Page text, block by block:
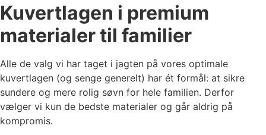
Kuvertlagen i premium
materialer til familier
Alle de valg vi har taget i jagten på vores optimale
kuvertlagen (og senge generelt) har ét formål: at sikre
sundere og mere rolig søvn for hele familien. Derfor
vælger vi kun de bedste materialer og går aldrig på
kompromis.